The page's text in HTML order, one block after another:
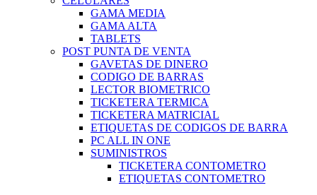
GAMA MEDIA
GAMA ALTA
TABLETS
POST PUNTA DE VENTA
GAVETAS DE DINERO
CODIGO DE BARRAS
LECTOR BIOMETRICO
TICKETERA TERMICA
TICKETERA MATRICIAL
ETIQUETAS DE CODIGOS DE BARRA
PC ALL IN ONE
SUMINISTROS
TICKETERA CONTOMETRO
ETIQUETAS CONTOMETRO